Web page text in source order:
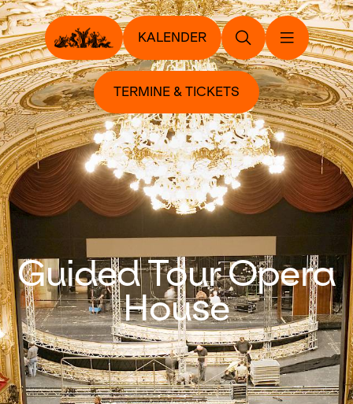
KALENDER
TERMINE & TICKETS
Guided Tour Opera
House